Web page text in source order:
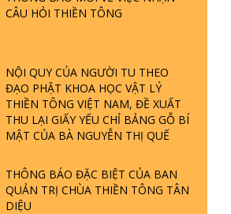
CÂU HỎI THIỀN TÔNG
NỘI QUY CỦA NGƯỜI TU THEO
ĐẠO PHẬT KHOA HỌC VẬT LÝ
THIỀN TÔNG VIỆT NAM, ĐỀ XUẤT
THU LẠI GIẤY YẾU CHỈ BẢNG GỖ BÍ
MẬT CỦA BÀ NGUYỄN THỊ QUẾ
THÔNG BÁO ĐẶC BIỆT CỦA BAN
QUẢN TRỊ CHÙA THIỀN TÔNG TÂN
DIỆU
PHẬT GIỚI CÓ THỜI GIAN KHÔNG? |
ĐÀNG Ở ĐÂU? ĐỊA NGỤC Ở ĐÂU?
ĐỨC CHÚA TRỜI LÀ AI? QUỶ SA
TĂNG? | TTTD
GIẢI ĐÁP THIỀN TÔNG ĐẶC BIỆT P22
- TẠI SAO TRÁI ĐẤT NHIỀU THIÊN TAI
GIẢI ĐÁP THIỀN TÔNG ĐẶC BIỆT P21